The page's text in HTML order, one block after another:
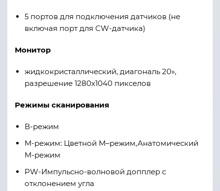
5 портов для подключения датчиков (не
включая порт для CW-датчика)
Монитор
жидкокристаллический, диагональ 20»,
разрешение 1280х1040 пикселов
Режимы сканирования
В-режим
М-режим: Цветной М–режим,Анатомический
М-режим
PW-Импульсно-волновой допплер с
отклонением угла